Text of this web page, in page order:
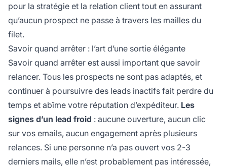
pour la stratégie et la relation client tout en assurant
qu’aucun prospect ne passe à travers les mailles du
filet.
Savoir quand arrêter : l’art d’une sortie élégante
Savoir quand arrêter est aussi important que savoir
relancer. Tous les prospects ne sont pas adaptés, et
continuer à poursuivre des leads inactifs fait perdre du
temps et abîme votre réputation d’expéditeur. Les
signes d’un lead froid : aucune ouverture, aucun clic
sur vos emails, aucun engagement après plusieurs
relances. Si une personne n’a pas ouvert vos 2-3
derniers mails, elle n’est probablement pas intéressée,